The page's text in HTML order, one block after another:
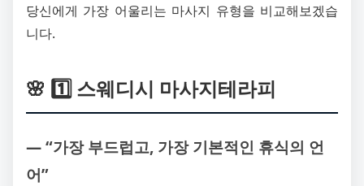
당신에게 가장 어울리는 마사지 유형을 비교해보겠습
니다.
🌸 1️⃣ 스웨디시 마사지테라피
― “가장 부드럽고, 가장 기본적인 휴식의 언
어”